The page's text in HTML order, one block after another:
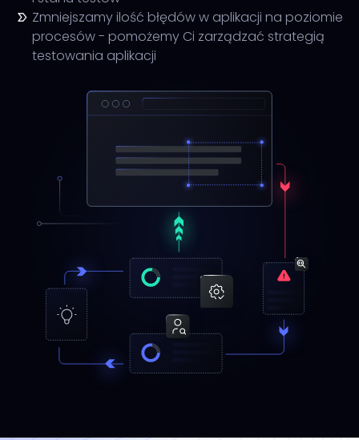
Zmniejszamy ilość błędów w aplikacji na poziomie
procesów - pomożemy Ci zarządzać strategią
testowania aplikacji